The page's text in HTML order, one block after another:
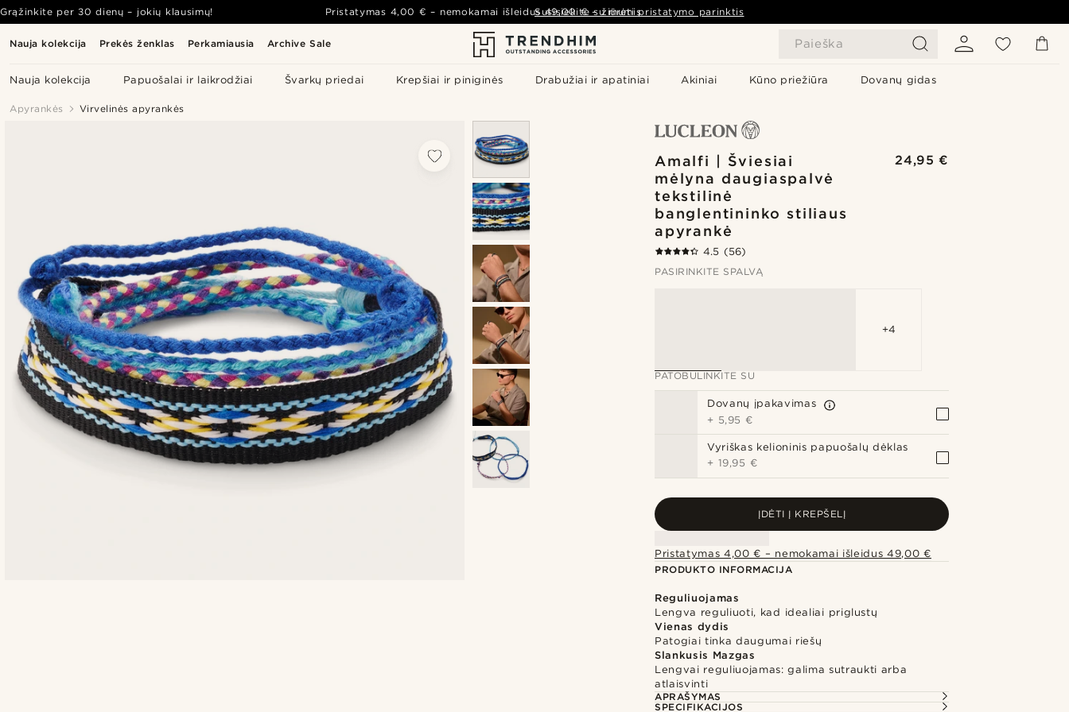
Nauja kolekcija Prekės ženklas Perkamiausia Archive Sale Paieška
Nauja kolekcija Papuošalai ir laikrodžiai Švarkų priedai Krepšiai ir piniginės Drabužiai ir apatiniai Akiniai Kūno priežiūra Dovanų gidas
Grąžinkite per 30 dienų – jokių klausimų! Pristatymas 4,00 € – nemokamai išleidus49,00 € – žiūrėti pristatymo parinktis
Susisiekite su mumis
Apyrankės Virvelinės apyrankės
Amalfi | Šviesiai
mėlyna daugiaspalvė
tekstilinė
banglentininko stiliaus
apyrankė
24,95 €
4.5 (56)
PASIRINKITE SPALVĄ
+4
PATOBULINKITE SU
Dovanų įpakavimas
+ 5,95 €
Vyriškas kelioninis papuošalų dėklas
+ 19,95 €
ĮDĖTI Į KREPŠELĮ
Pristatymas 4,00 € – nemokamai išleidus 49,00 €
PRODUKTO INFORMACIJA
Reguliuojamas
Lengva reguliuoti, kad idealiai priglustų
Vienas dydis
Patogiai tinka daugumai riešų
Slankusis Mazgas
Lengvai reguliuojamas: galima sutraukti arba
atlaisvinti
APRAŠYMAS
SPECIFIKACIJOS